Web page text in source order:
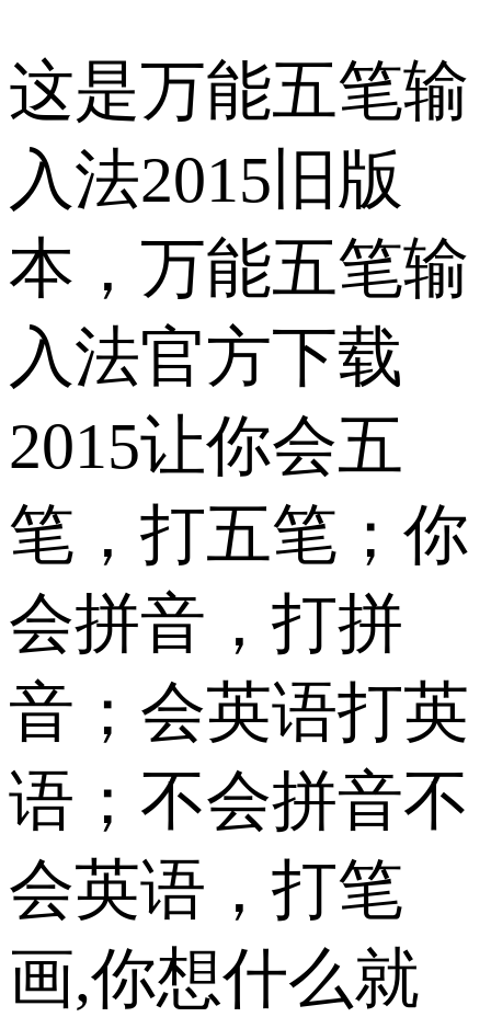
这是万能五笔输
入法2015旧版
本，万能五笔输
入法官方下载
2015让你会五
笔，打五笔；你
会拼音，打拼
音；会英语打英
语；不会拼音不
会英语，打笔
画,你想什么就